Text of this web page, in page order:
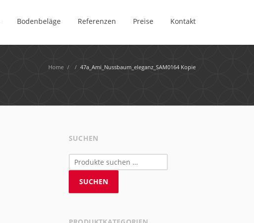
Bodenbeläge Referenzen Preise Kontakt
Home / / 47a_Ami_Nussbaum_eleganz_SAM0164 Kopie
SUCHEN
Suchen
nach:
SUCHEN